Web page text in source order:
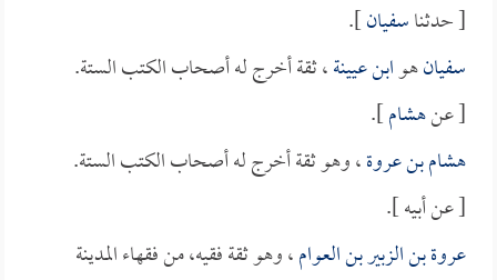
[ حدثناسفيان].
سفيانهوابن عيينة، ثقة أخرج له أصحاب الكتب الستة.
[ عنهشام].
هشام بن عروة، وهو ثقة أخرج له أصحاب الكتب الستة.
[ عن أبيه ].
عروة بن الزبير بن العوام، وهو ثقة فقيه، من فقهاء المدينة